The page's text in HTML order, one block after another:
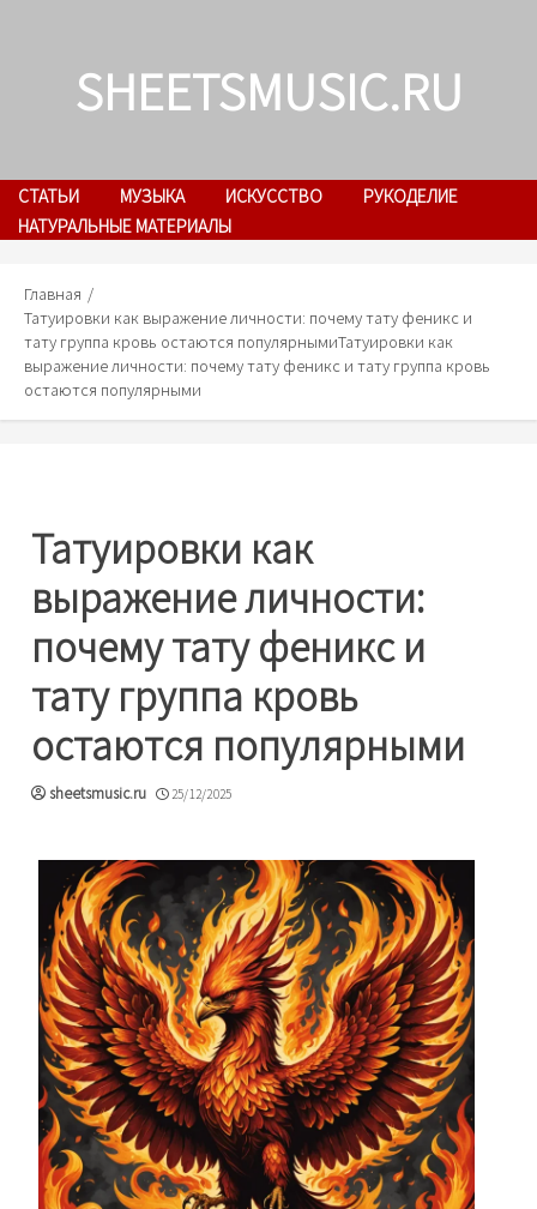
SHEETSMUSIC.RU
СТАТЬИ МУЗЫКА ИСКУССТВО
РУКОДЕЛИЕ
НАТУРАЛЬНЫЕ МАТЕРИАЛЫ
Главная
Татуировки как выражение личности: почему тату феникс и
тату группа кровь остаются популярнымиТатуировки как
выражение личности: почему тату феникс и тату группа кровь
остаются популярными
Татуировки как
выражение личности:
почему тату феникс и
тату группа кровь
остаются популярными
sheetsmusic.ru 25/12/2025